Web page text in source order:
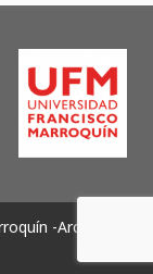
-Archivos